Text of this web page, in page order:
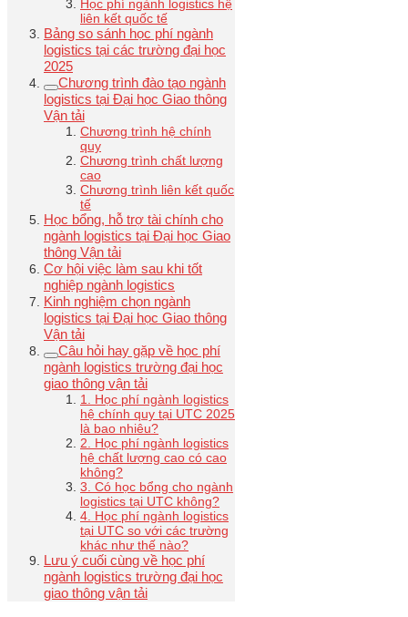
Học phí ngành logistics hệ
liên kết quốc tế
Bảng so sánh học phí ngành
logistics tại các trường đại học
2025
Chương trình đào tạo ngành
logistics tại Đại học Giao thông
Vận tải
Chương trình hệ chính
quy
Chương trình chất lượng
cao
Chương trình liên kết quốc
tế
Học bổng, hỗ trợ tài chính cho
ngành logistics tại Đại học Giao
thông Vận tải
Cơ hội việc làm sau khi tốt
nghiệp ngành logistics
Kinh nghiệm chọn ngành
logistics tại Đại học Giao thông
Vận tải
Câu hỏi hay gặp về học phí
ngành logistics trường đại học
giao thông vận tải
1. Học phí ngành logistics
hệ chính quy tại UTC 2025
là bao nhiêu?
2. Học phí ngành logistics
hệ chất lượng cao có cao
không?
3. Có học bổng cho ngành
logistics tại UTC không?
4. Học phí ngành logistics
tại UTC so với các trường
khác như thế nào?
Lưu ý cuối cùng về học phí
ngành logistics trường đại học
giao thông vận tải